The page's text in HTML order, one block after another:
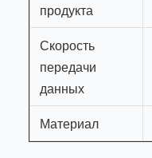
продукта
Скорость
передачи
данных
Материал